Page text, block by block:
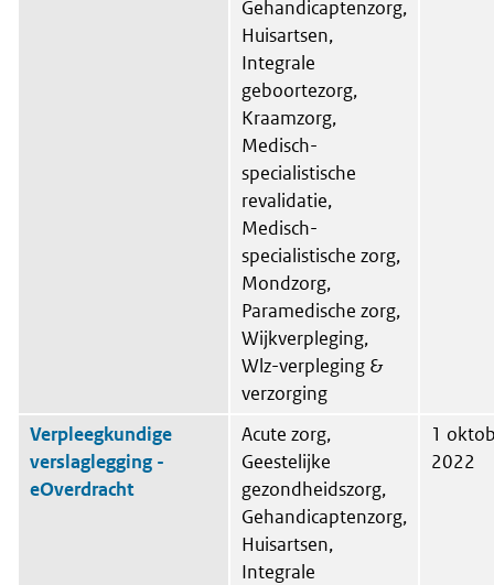
Gehandicaptenzorg,
Huisartsen,
Integrale
geboortezorg,
Kraamzorg,
Medisch-
specialistische
revalidatie,
Medisch-
specialistische zorg,
Mondzorg,
Paramedische zorg,
Wijkverpleging,
Wlz-verpleging &
verzorging
Verpleegkundige
verslaglegging -
eOverdracht
Acute zorg,
Geestelijke
gezondheidszorg,
Gehandicaptenzorg,
Huisartsen,
Integrale
1
2022